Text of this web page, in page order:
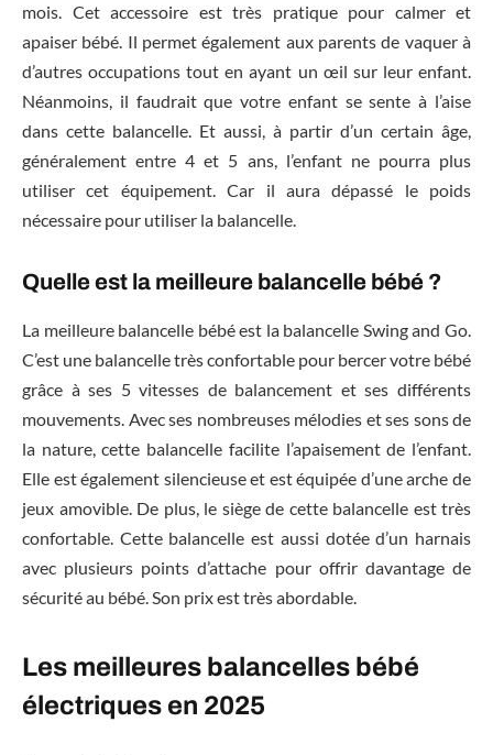
mois. Cet accessoire est très pratique pour calmer et
apaiser bébé. Il permet également aux parents de vaquer à
d’autres occupations tout en ayant un œil sur leur enfant.
Néanmoins, il faudrait que votre enfant se sente à l’aise
dans cette balancelle. Et aussi, à partir d’un certain âge,
généralement entre 4 et 5 ans, l’enfant ne pourra plus
utiliser cet équipement. Car il aura dépassé le poids
nécessaire pour utiliser la balancelle.
Quelle est la meilleure balancelle bébé ?
La meilleure balancelle bébé est la balancelle Swing and Go.
C’est une balancelle très confortable pour bercer votre bébé
grâce à ses 5 vitesses de balancement et ses différents
mouvements. Avec ses nombreuses mélodies et ses sons de
la nature, cette balancelle facilite l’apaisement de l’enfant.
Elle est également silencieuse et est équipée d’une arche de
jeux amovible. De plus, le siège de cette balancelle est très
confortable. Cette balancelle est aussi dotée d’un harnais
avec plusieurs points d’attache pour offrir davantage de
sécurité au bébé. Son prix est très abordable.
Les meilleures balancelles bébé
électriques en 2025